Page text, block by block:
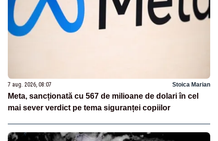
7 aug. 2026, 08:07 Stoica Marian
Meta, sancționată cu 567 de milioane de dolari în cel
mai sever verdict pe tema siguranței copiilor